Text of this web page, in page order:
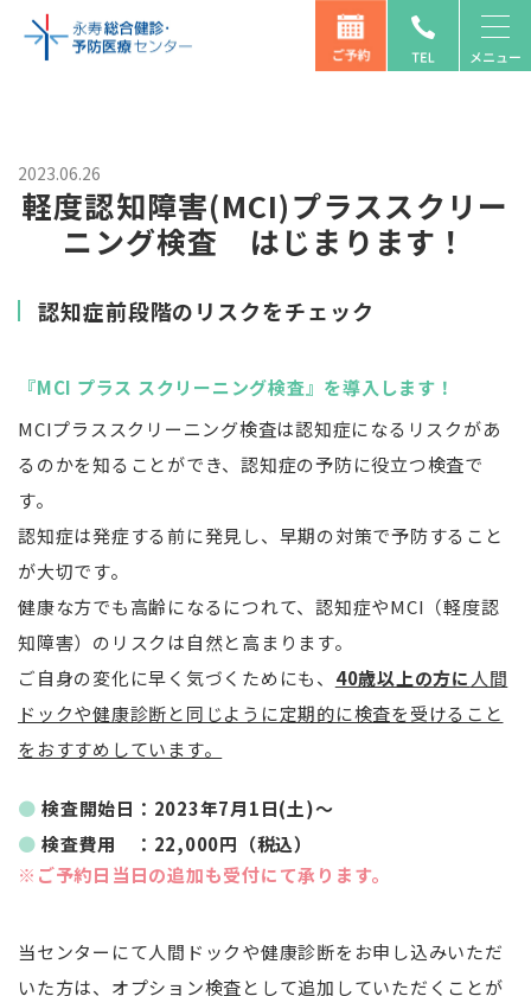
2023.06.26
軽度認知障害(MCI)プラススクリー
ニング検査 はじまります！
認知症前段階のリスクをチェック
『MCI プラス スクリーニング検査』を導入します！
MCIプラススクリーニング検査は認知症になるリスクがあ
るのかを知ることができ、認知症の予防に役立つ検査で
す。
認知症は発症する前に発見し、早期の対策で予防すること
が大切です。
健康な方でも高齢になるにつれて、認知症やMCI（軽度認
知障害）のリスクは自然と高まります。
ご自身の変化に早く気づくためにも、 40歳以上の方に 人間
ドックや健康診断と同じように定期的に検査を受けること
をおすすめしています。
検査開始日：2023年7月1日(土)～
検査費用 ：22,000円（税込）
※ご予約日当日の追加も受付にて承ります。
当センターにて人間ドックや健康診断をお申し込みいただ
いた方は、オプション検査として追加していただく ことが